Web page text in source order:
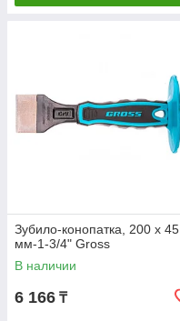
Зубило-конопатка, 200 х 45
мм-1-3/4" Gross
В наличии
6 166 ₸